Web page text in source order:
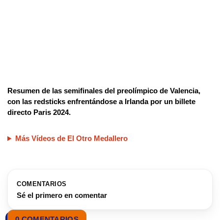
Resumen de las semifinales del preolímpico de Valencia,
con las redsticks enfrentándose a Irlanda por un billete
directo Paris 2024.
Más Vídeos de El Otro Medallero
COMENTARIOS
Sé el primero en comentar